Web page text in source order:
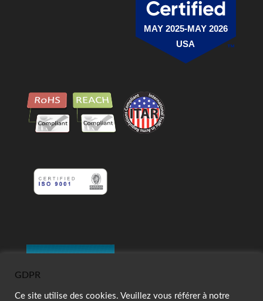
MAY 2025-MAY 2026
USA
GDPR
Ce site utilise des cookies. Veuillez vous référer à notre